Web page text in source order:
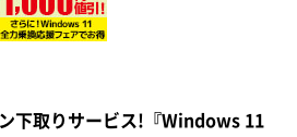
下取りサービス!『Windows 11